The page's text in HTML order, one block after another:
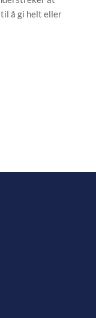
å gi helt eller